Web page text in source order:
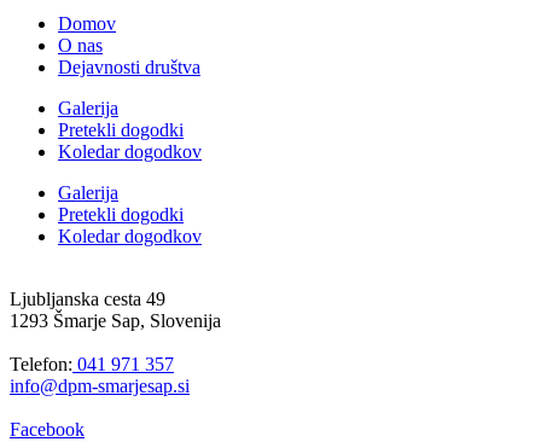
Domov
O nas
Dejavnosti društva
Galerija
Pretekli dogodki
Koledar dogodkov
Galerija
Pretekli dogodki
Koledar dogodkov
Ljubljanska cesta 49
1293 Šmarje Sap, Slovenija
Telefon: 041 971 357
info@dpm-smarjesap.si
Facebook